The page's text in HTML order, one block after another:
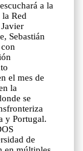
a la
la Red
Sebastián
el mes de
la
se
y Portugal.
de